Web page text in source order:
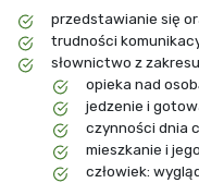
przedstawianie się
trudności
słownictwo z
opieka nad
jedzenie i
czynności dnia
mieszkanie i
człowiek: